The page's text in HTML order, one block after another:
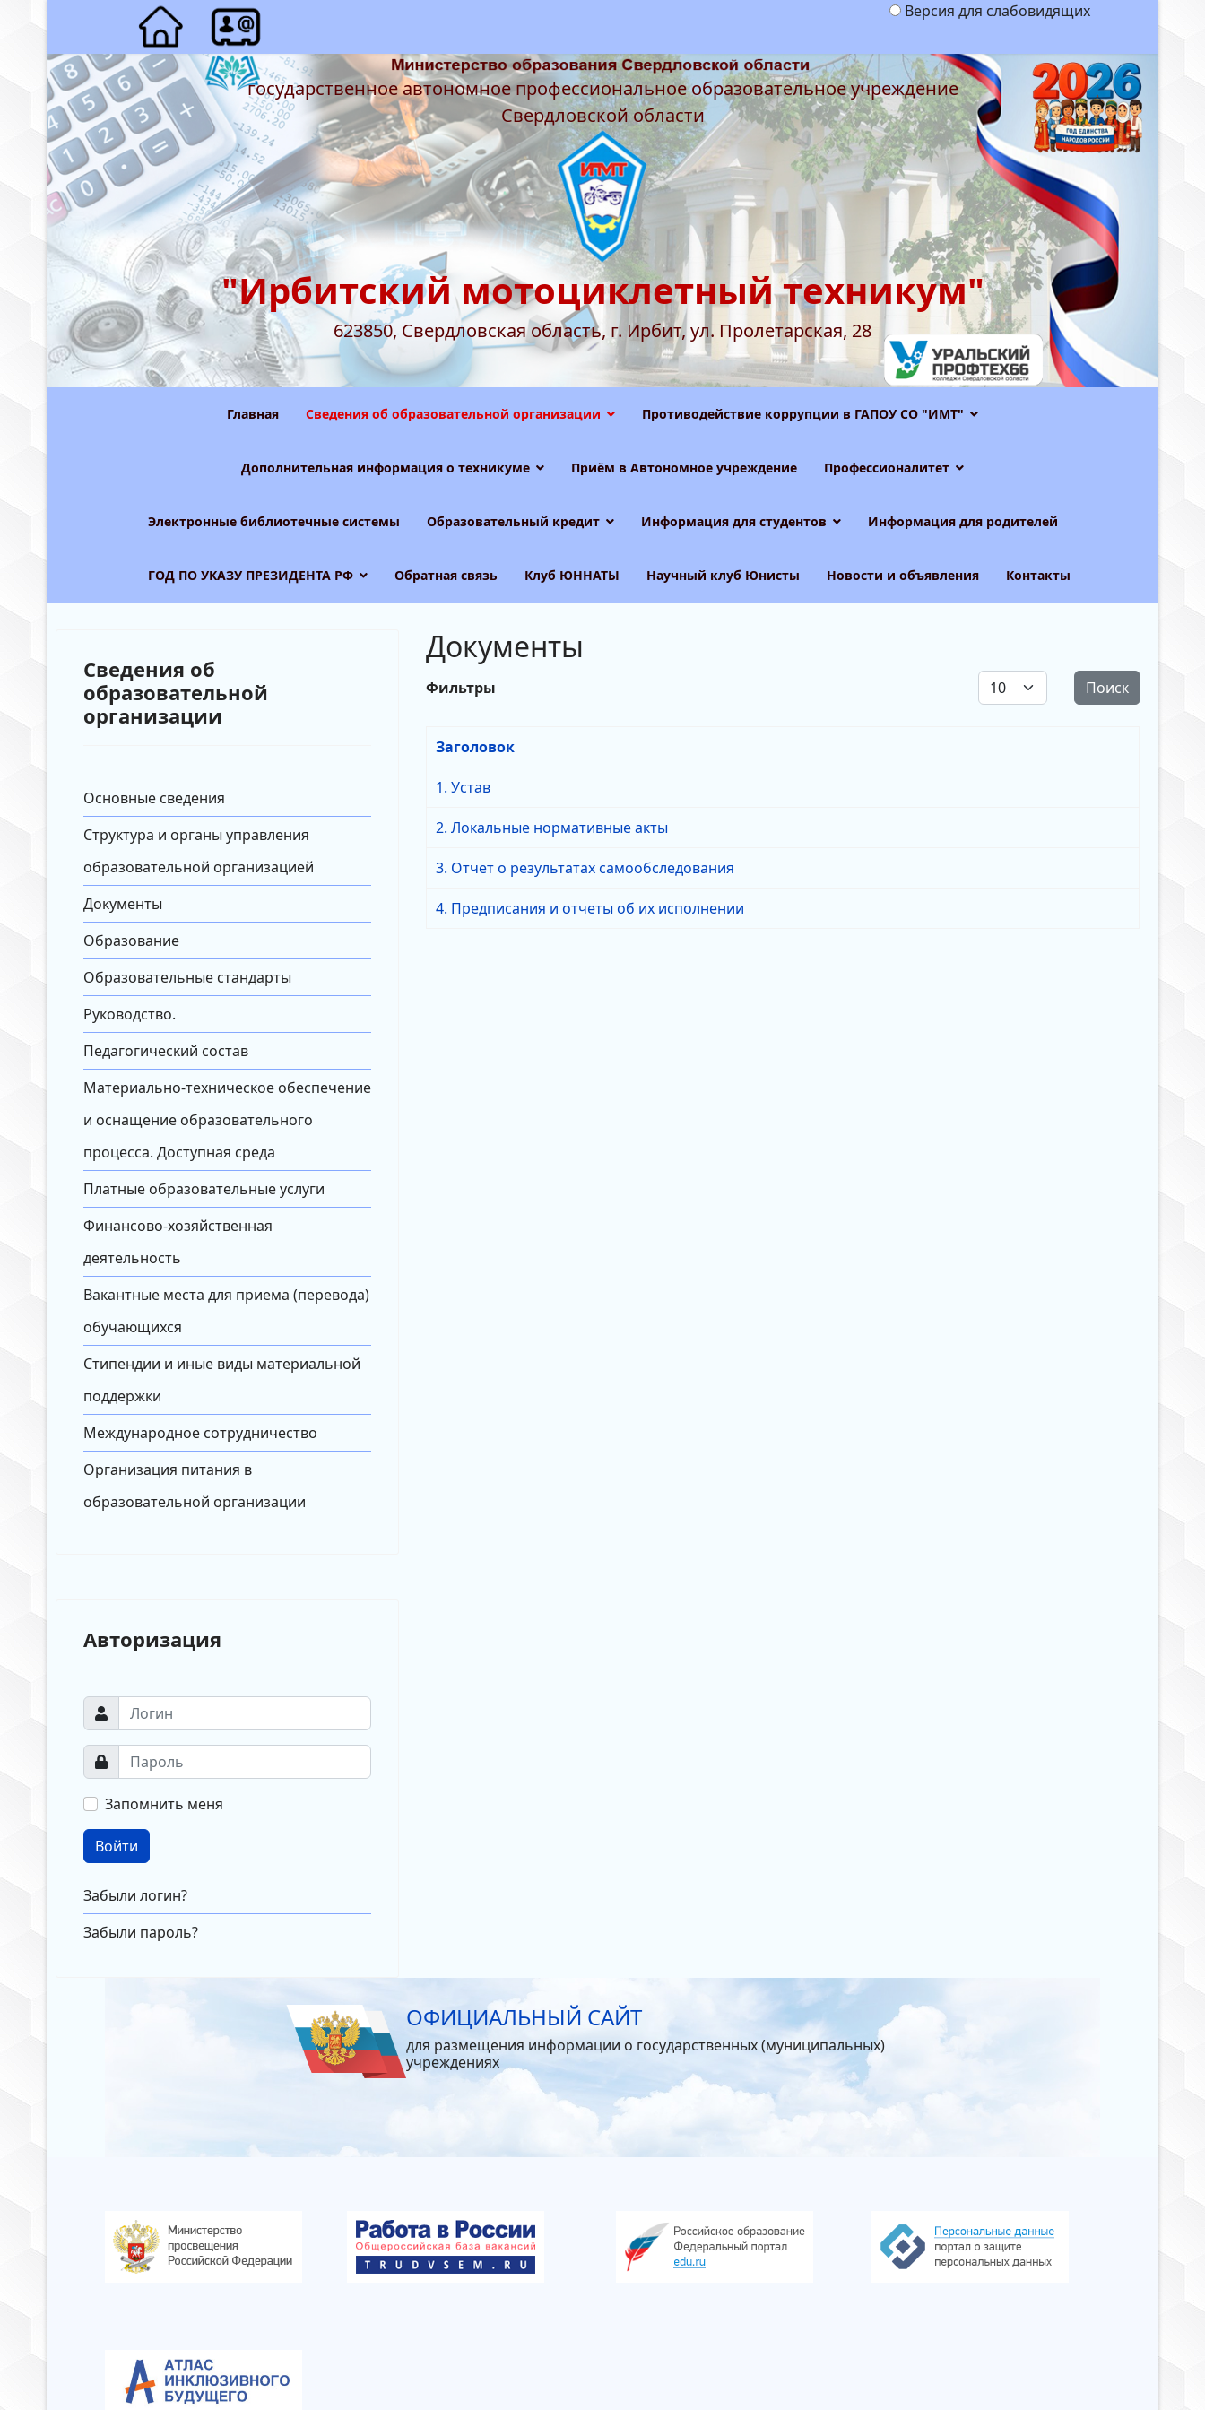
Версия для слабовидящих
государственное автономное профессиональное образовательное учреждение
Свердловской области
"Ирбитский мотоциклетный техникум"
623850, Свердловская область, г. Ирбит, ул. Пролетарская, 28
Главная Сведения об образовательной организации Противодействие коррупции в ГАПОУ СО "ИМТ"
Дополнительная информация о техникуме Приём в Автономное учреждение Профессионалитет
Электронные библиотечные системы Образовательный кредит Информация для студентов Информация для родителей
ГОД ПО УКАЗУ ПРЕЗИДЕНТА РФ Обратная связь Клуб ЮННАТЫ Научный клуб Юнисты Новости и объявления Контакты
Сведения об
образовательной
организации
Основные сведения
Структура и органы управления
образовательной организацией
Документы
Образование
Образовательные стандарты
Руководство.
Педагогический состав
Материально-техническое обеспечение
и оснащение образовательного
процесса. Доступная среда
Платные образовательные услуги
Финансово-хозяйственная
деятельность
Вакантные места для приема (перевода)
обучающихся
Стипендии и иные виды материальной
поддержки
Международное сотрудничество
Организация питания в
образовательной организации
Авторизация
Запомнить меня
Войти
Забыли логин?
Забыли пароль?
Документы
Фильтры Кол-во строк: Поиск
Заголовок
1. Устав
2. Локальные нормативные акты
3. Отчет о результатах самообследования
4. Предписания и отчеты об их исполнении
ОФИЦИАЛЬНЫЙ САЙТ
для размещения информации о государственных (муниципальных)
учреждениях